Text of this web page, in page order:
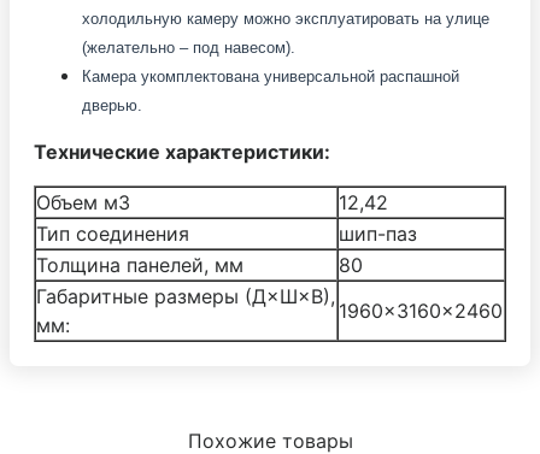
холодильную камеру можно эксплуатировать на улице
(желательно – под навесом).
Камера укомплектована универсальной распашной
дверью.
Технические характеристики:
Объем м3
12,42
Тип соединения
шип-паз
Толщина панелей, мм
80
Габаритные размеры (Д×Ш×В),
мм:
1960×3160×2460
Похожие товары